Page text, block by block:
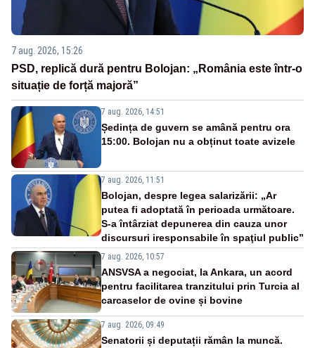
7 aug. 2026, 15:26
PSD, replică dură pentru Bolojan: „România este într-o
situație de forță majoră”
7 aug. 2026, 14:51
Ședința de guvern se amână pentru ora
15:00. Bolojan nu a obținut toate avizele
7 aug. 2026, 11:51
Bolojan, despre legea salarizării: „Ar
putea fi adoptată în perioada următoare.
S-a întârziat depunerea din cauza unor
discursuri iresponsabile în spaţiul public”
7 aug. 2026, 10:57
ANSVSA a negociat, la Ankara, un acord
pentru facilitarea tranzitului prin Turcia al
carcaselor de ovine și bovine
7 aug. 2026, 09:49
Senatorii și deputații rămân la muncă.